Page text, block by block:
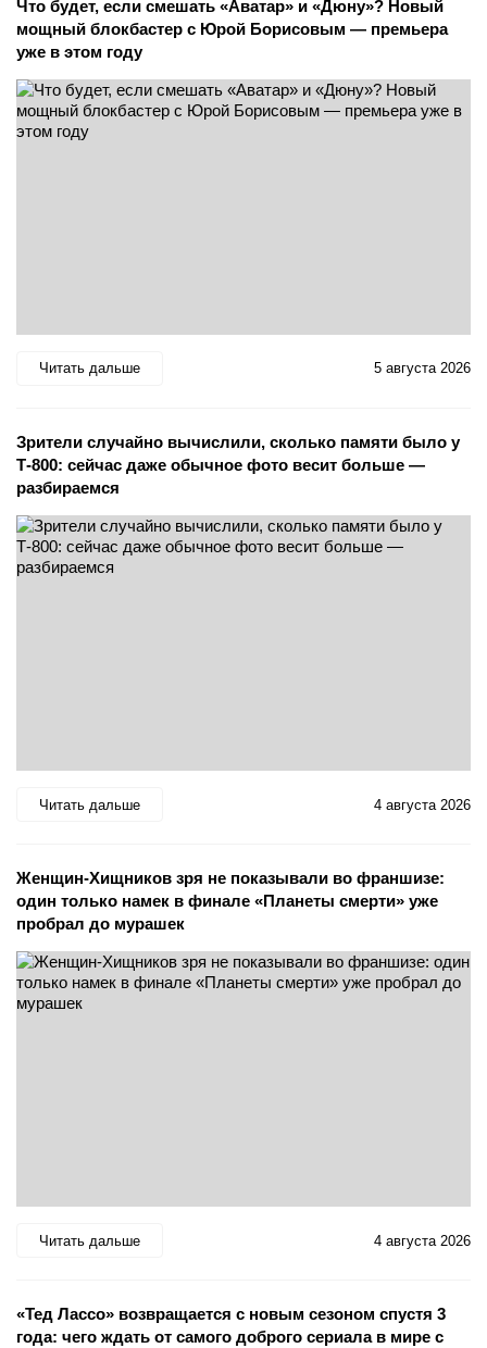
Что будет, если смешать «Аватар» и «Дюну»? Новый
мощный блокбастер с Юрой Борисовым — премьера
уже в этом году
Читать дальше 5 августа 2026
Зрители случайно вычислили, сколько памяти было у
Т-800: сейчас даже обычное фото весит больше —
разбираемся
Читать дальше 4 августа 2026
Женщин-Хищников зря не показывали во франшизе:
один только намек в финале «Планеты смерти» уже
пробрал до мурашек
Читать дальше 4 августа 2026
«Тед Лассо» возвращается с новым сезоном спустя 3
года: чего ждать от самого доброго сериала в мире с